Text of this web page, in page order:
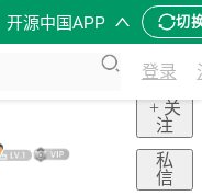
开源中国APP 切
登录
+ 关
注
私
信